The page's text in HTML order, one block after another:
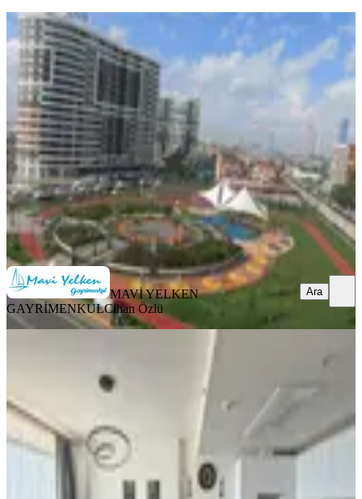
ÖNE ÇIKAN
Bornova Goldiva Kuzey'de Park
Manzaralı 3+1 Satılık Daire
Bornova, Rafet Paşa Mahallesi
3+1 ·183 m² ·6. Kat
11.750.000 ₺
MAVİ YELKEN GAYRİMENKULCihan Özlü
Ara
MAVİ YELKEN
GAYRİMENKULCihan Özlü
Ara
Modda Bulvar Körfez Manzaralı E.
Banyolu 2+1 Satılık Daire
Bornova, Koşukavak Mahallesi
2+1· 18. Kat 05.08.2026
7.900.000 ₺